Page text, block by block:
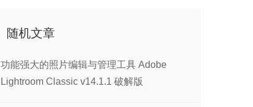
随机文章
功能强大的照片编辑与管理工具 Adobe
Lightroom Classic v14.1.1 破解版